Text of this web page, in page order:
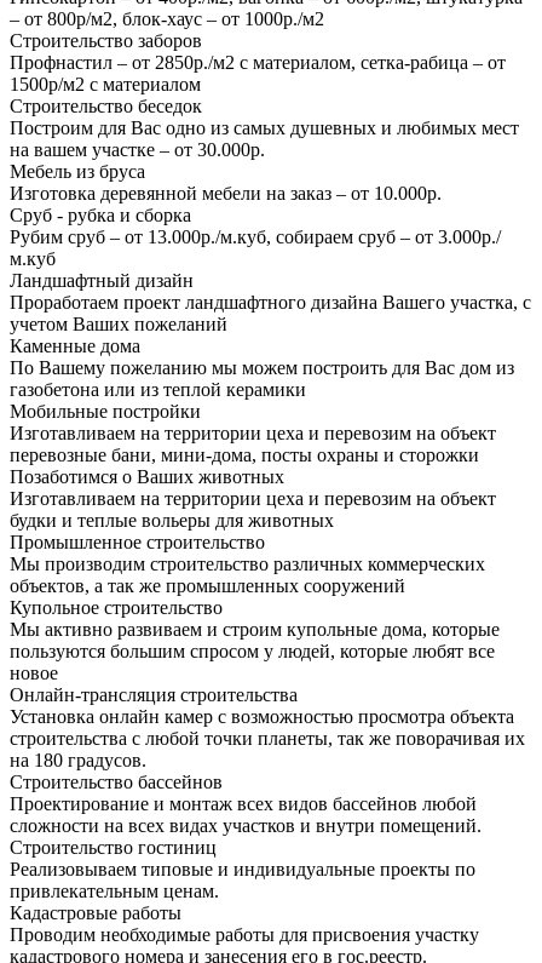
– от 800р/м2, блок-хаус – от 1000р./м2
Строительство заборов
Профнастил – от 2850р./м2 с материалом, сетка-рабица – от
1500р/м2 с материалом
Строительство беседок
Построим для Вас одно из самых душевных и любимых мест
на вашем участке – от 30.000р.
Мебель из бруса
Изготовка деревянной мебели на заказ – от 10.000р.
Сруб - рубка и сборка
Рубим сруб – от 13.000р./м.куб, собираем сруб – от 3.000р./
м.куб
Ландшафтный дизайн
Проработаем проект ландшафтного дизайна Вашего участка, с
учетом Ваших пожеланий
Каменные дома
По Вашему пожеланию мы можем построить для Вас дом из
газобетона или из теплой керамики
Мобильные постройки
Изготавливаем на территории цеха и перевозим на объект
перевозные бани, мини-дома, посты охраны и сторожки
Позаботимся о Ваших животных
Изготавливаем на территории цеха и перевозим на объект
будки и теплые вольеры для животных
Промышленное строительство
Мы производим строительство различных коммерческих
объектов, а так же промышленных сооружений
Купольное строительство
Мы активно развиваем и строим купольные дома, которые
пользуются большим спросом у людей, которые любят все
новое
Онлайн-трансляция строительства
Установка онлайн камер с возможностью просмотра объекта
строительства с любой точки планеты, так же поворачивая их
на 180 градусов.
Строительство бассейнов
Проектирование и монтаж всех видов бассейнов любой
сложности на всех видах участков и внутри помещений.
Строительство гостиниц
Реализовываем типовые и индивидуальные проекты по
привлекательным ценам.
Кадастровые работы
Проводим необходимые работы для присвоения участку
кадастрового номера и занесения его в гос.реестр.